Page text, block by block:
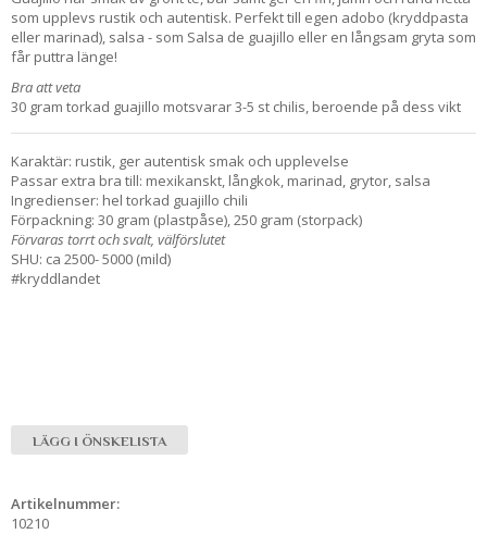
som upplevs rustik och autentisk. Perfekt till egen adobo (kryddpasta
eller marinad), salsa - som Salsa de guajillo eller en långsam gryta som
får puttra länge!
Bra att veta
30 gram torkad guajillo motsvarar 3-5 st chilis, beroende på dess vikt
Karaktär: rustik, ger autentisk smak och upplevelse
Passar extra bra till: mexikanskt, långkok, marinad, grytor, salsa
Ingredienser: hel torkad guajillo chili
Förpackning: 30 gram (plastpåse), 250 gram (storpack)
Förvaras torrt och svalt, välförslutet
SHU: ca 2500- 5000 (mild)
#kryddlandet
LÄGG I ÖNSKELISTA
Artikelnummer:
10210